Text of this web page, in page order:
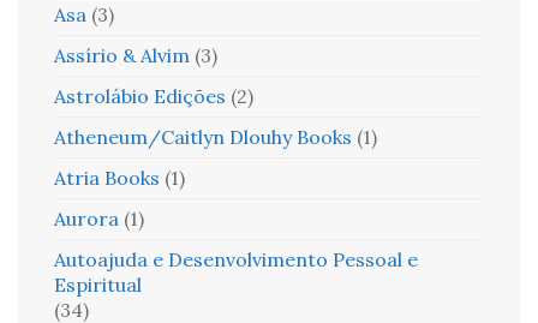
Asa (3)
Assírio & Alvim (3)
Astrolábio Edições (2)
Atheneum/Caitlyn Dlouhy Books (1)
Atria Books (1)
Aurora (1)
Autoajuda e Desenvolvimento Pessoal e
Espiritual
(34)